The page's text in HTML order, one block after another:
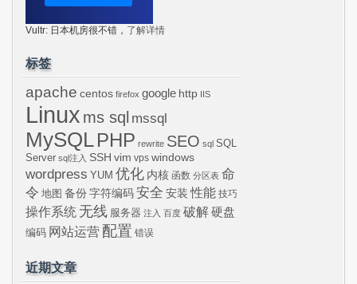
Vultr: 日本机房很不错， 了解详情
标签
apache centos firefox google http IIS
Linux ms sql mssql
MySQLPHP rewrite SEO sql SQL
Server sql注入 SSH vim vps windows
wordpress YUM 优化 内核 函数 分区表 命
令 地图 备份 字符编码 安全 安装 性能 技巧
操作系统 无线 服务器 注入 百度 破解硬盘
编码 网站运营 配置 错误
近期文章